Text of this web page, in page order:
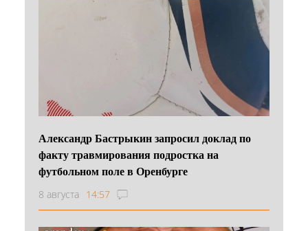
Александр Бастрыкин запросил доклад по
факту травмирования подростка на
футбольном поле в Оренбурге
8 августа 14:57